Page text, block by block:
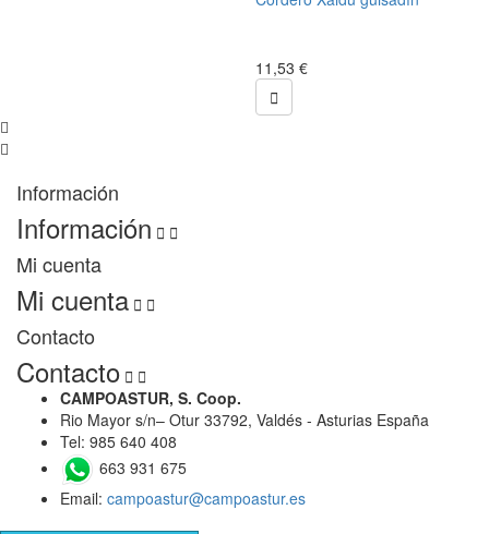
Información
Información  
Mi cuenta
Mi cuenta  
Contacto
Contacto  
CAMPOASTUR, S. Coop.
Rio Mayor s/n– Otur 33792, Valdés - Asturias España
Tel: 985 640 408
663 931 675
Email: campoastur@campoastur.es